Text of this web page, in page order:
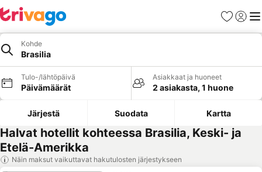
Suosikit
Kohde
Brasilia
Tulo-/lähtöpäivä
Päivämäärät
Asiakkaat ja huoneet
2 asiakasta, 1 huone
Järjestä Suodata Kartta
Halvat hotellit kohteessa Brasilia, Keski- ja
Etelä-Amerikka
Näin maksut vaikuttavat hakutulosten järjestykseen